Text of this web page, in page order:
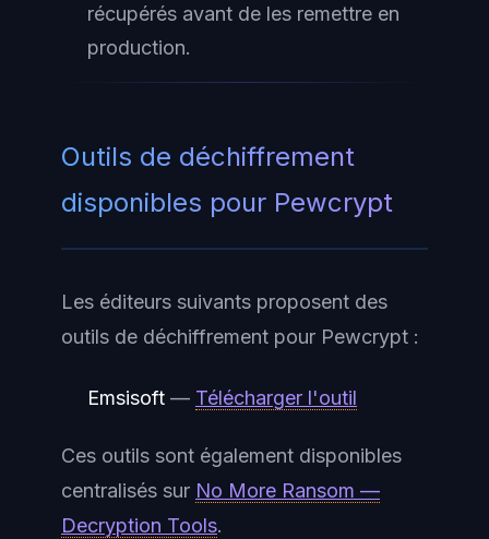
récupérés avant de les remettre en
production.
Outils de déchiffrement
disponibles pour Pewcrypt
Les éditeurs suivants proposent des
outils de déchiffrement pour Pewcrypt :
Emsisoft — Télécharger l'outil
Ces outils sont également disponibles
centralisés sur No More Ransom —
Decryption Tools.